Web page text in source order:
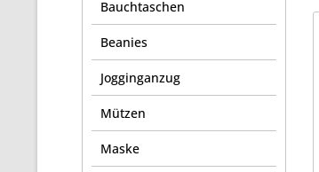
Bauchtaschen
Beanies
Jogginganzug
Mützen
Maske